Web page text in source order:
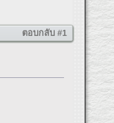
ตอบกลับ #1